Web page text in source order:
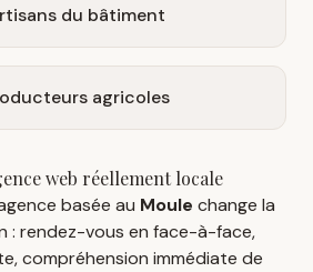
du bâtiment
agricoles
web réellement locale
basée au Moule change la
: rendez-vous en face-à-face,
compréhension immédiate de